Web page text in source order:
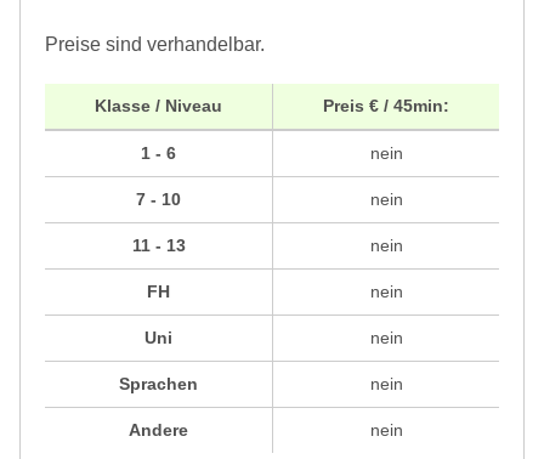
Preise sind verhandelbar.
Klasse / Niveau
1 - 6
7 - 10
11 - 13
FH
Uni
Sprachen
Andere
Preis € / 45min:
nein
nein
nein
nein
nein
nein
nein